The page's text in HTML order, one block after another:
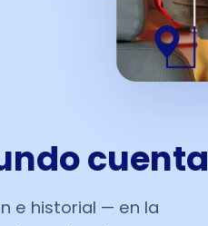
cuenta
e historial — en la